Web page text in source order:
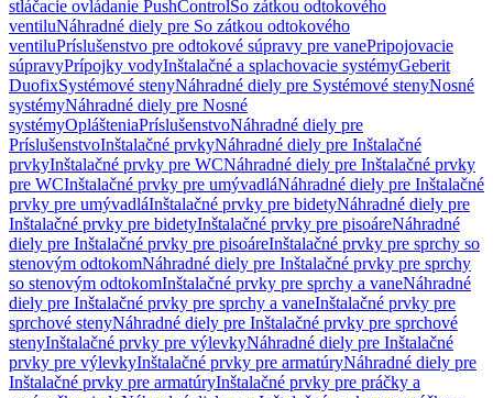
stláčacie ovládanie PushControlSo zátkou odtokového
ventiluNáhradné diely pre So zátkou odtokového
ventiluPríslušenstvo pre odtokové súpravy pre vanePripojovacie
súpravyPrípojky vodyInštalačné a splachovacie systémyGeberit
DuofixSystémové stenyNáhradné diely pre Systémové stenyNosné
systémyNáhradné diely pre Nosné
systémyOplášteniaPríslušenstvoNáhradné diely pre
PríslušenstvoInštalačné prvkyNáhradné diely pre Inštalačné
prvkyInštalačné prvky pre WCNáhradné diely pre Inštalačné prvky
pre WCInštalačné prvky pre umývadláNáhradné diely pre Inštalačné
prvky pre umývadláInštalačné prvky pre bidetyNáhradné diely pre
Inštalačné prvky pre bidetyInštalačné prvky pre pisoáreNáhradné
diely pre Inštalačné prvky pre pisoáreInštalačné prvky pre sprchy so
stenovým odtokomNáhradné diely pre Inštalačné prvky pre sprchy
so stenovým odtokomInštalačné prvky pre sprchy a vaneNáhradné
diely pre Inštalačné prvky pre sprchy a vaneInštalačné prvky pre
sprchové stenyNáhradné diely pre Inštalačné prvky pre sprchové
stenyInštalačné prvky pre výlevkyNáhradné diely pre Inštalačné
prvky pre výlevkyInštalačné prvky pre armatúryNáhradné diely pre
Inštalačné prvky pre armatúryInštalačné prvky pre práčky a